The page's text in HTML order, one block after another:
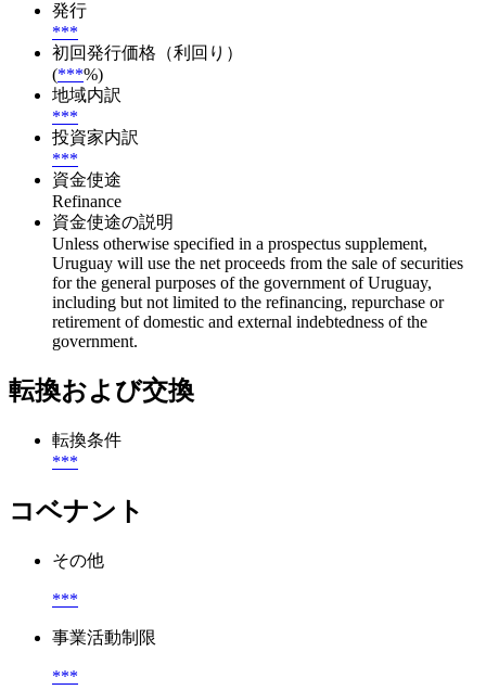
発行
***
初回発行価格（利回り）
(***%)
地域内訳
***
投資家内訳
***
資金使途
Refinance
資金使途の説明
Unless otherwise specified in a prospectus supplement,
Uruguay will use the net proceeds from the sale of securities
for the general purposes of the government of Uruguay,
including but not limited to the refinancing, repurchase or
retirement of domestic and external indebtedness of the
government.
転換および交換
転換条件
***
コベナント
その他
***
事業活動制限
***